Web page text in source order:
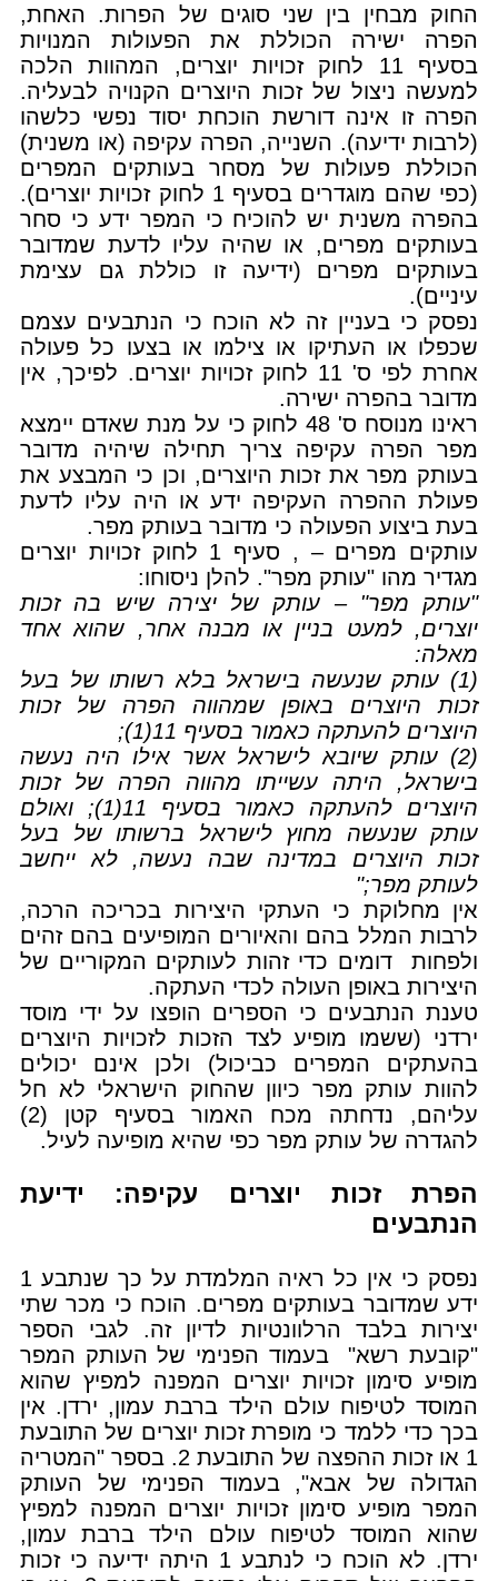
החוק מבחין בין שני סוגים של הפרות. האחת,
הפרה ישירה הכוללת את הפעולות המנויות
בסעיף 11 לחוק זכויות יוצרים, המהוות הלכה
למעשה ניצול של זכות היוצרים הקנויה לבעליה.
הפרה זו אינה דורשת הוכחת יסוד נפשי כלשהו
(לרבות ידיעה). השנייה, הפרה עקיפה (או משנית)
הכוללת פעולות של מסחר בעותקים המפרים
(כפי שהם מוגדרים בסעיף 1 לחוק זכויות יוצרים).
בהפרה משנית יש להוכיח כי המפר ידע כי סחר
בעותקים מפרים, או שהיה עליו לדעת שמדובר
בעותקים מפרים (ידיעה זו כוללת גם עצימת
עיניים).
נפסק כי בעניין זה לא הוכח כי הנתבעים עצמם
שכפלו או העתיקו או צילמו או בצעו כל פעולה
אחרת לפי ס' 11 לחוק זכויות יוצרים. לפיכך, אין
מדובר בהפרה ישירה.
ראינו מנוסח ס' 48 לחוק כי על מנת שאדם יימצא
מפר הפרה עקיפה צריך תחילה שיהיה מדובר
בעותק מפר את זכות היוצרים, וכן כי המבצע את
פעולת ההפרה העקיפה ידע או היה עליו לדעת
בעת ביצוע הפעולה כי מדובר בעותק מפר.
עותקים מפרים – , סעיף 1 לחוק זכויות יוצרים
מגדיר מהו "עותק מפר". להלן ניסוחו:
"עותק מפר" – עותק של יצירה שיש בה זכות
יוצרים, למעט בניין או מבנה אחר, שהוא אחד
מאלה:
(1) עותק שנעשה בישראל בלא רשותו של בעל
זכות היוצרים באופן שמהווה הפרה של זכות
היוצרים להעתקה כאמור בסעיף 11(1);
(2) עותק שיובא לישראל אשר אילו היה נעשה
בישראל, היתה עשייתו מהווה הפרה של זכות
היוצרים להעתקה כאמור בסעיף 11(1); ואולם
עותק שנעשה מחוץ לישראל ברשותו של בעל
זכות היוצרים במדינה שבה נעשה, לא ייחשב
לעותק מפר;"
אין מחלוקת כי העתקי היצירות בכריכה הרכה,
לרבות המלל בהם והאיורים המופיעים בהם זהים
ולפחות דומים כדי זהות לעותקים המקוריים של
היצירות באופן העולה לכדי העתקה.
טענת הנתבעים כי הספרים הופצו על ידי מוסד
ירדני (ששמו מופיע לצד הזכות לזכויות היוצרים
בהעתקים המפרים כביכול) ולכן אינם יכולים
להוות עותק מפר כיוון שהחוק הישראלי לא חל
עליהם, נדחתה מכח האמור בסעיף קטן (2)
להגדרה של עותק מפר כפי שהיא מופיעה לעיל.
הפרת זכות יוצרים עקיפה: ידיעת
הנתבעים
נפסק כי אין כל ראיה המלמדת על כך שנתבע 1
ידע שמדובר בעותקים מפרים. הוכח כי מכר שתי
יצירות בלבד הרלוונטיות לדיון זה. לגבי הספר
"קובעת רשא" בעמוד הפנימי של העותק המפר
מופיע סימון זכויות יוצרים המפנה למפיץ שהוא
המוסד לטיפוח עולם הילד ברבת עמון, ירדן. אין
בכך כדי ללמד כי מופרת זכות יוצרים של התובעת
1 או זכות ההפצה של התובעת 2. בספר "המטריה
הגדולה של אבא", בעמוד הפנימי של העותק
המפר מופיע סימון זכויות יוצרים המפנה למפיץ
שהוא המוסד לטיפוח עולם הילד ברבת עמון,
ירדן. לא הוכח כי לנתבע 1 היתה ידיעה כי זכות